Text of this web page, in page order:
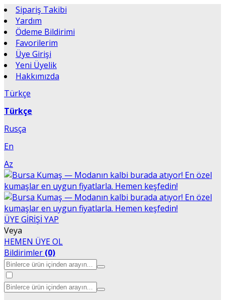
Sipariş Takibi
Yardım
Ödeme Bildirimi
Favorilerim
Üye Girişi
Yeni Üyelik
Hakkımızda
Türkçe
Türkçe
Rusça
En
Az
ÜYE GİRİŞİ YAP
Veya
HEMEN ÜYE OL
Bildirimler (0)